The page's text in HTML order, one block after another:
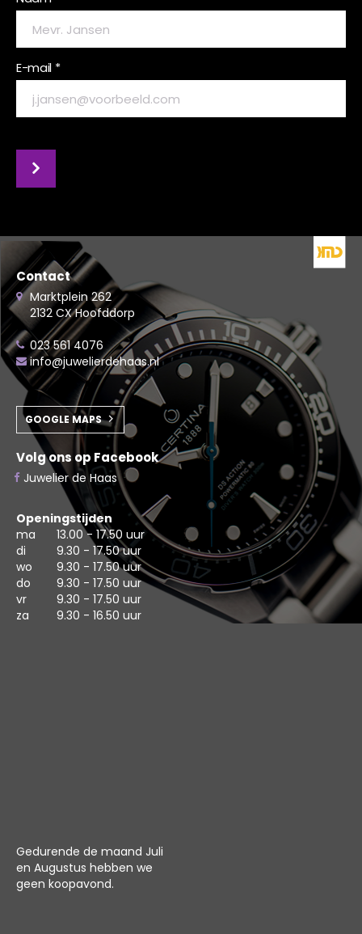
E-mail *
Contact
Marktplein 262
2132 CX Hoofddorp
023 561 4076
info@juwelierdehaas.nl
GOOGLE MAPS
Volg ons op Facebook
Juwelier de Haas
Openingstijden
ma
13.00 - 17.50 uur
di
9.30 - 17.50 uur
wo
9.30 - 17.50 uur
do
9.30 - 17.50 uur
vr
9.30 - 17.50 uur
za
9.30 - 16.50 uur
Gedurende de maand Juli
en Augustus hebben we
geen koopavond.